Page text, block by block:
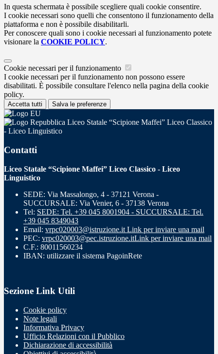
In questa schermata è possibile scegliere quali cookie consentire.
I cookie necessari sono quelli che consentono il funzionamento della
piattaforma e non è possibile disabilitarli.
Per conoscere quali sono i cookie necessari al funzionamento potete
visionare la COOKIE POLICY.
Cookie necessari per il funzionamento
I cookie necessari per il funzionamento non possono essere
disabilitati. È possibile consultare l'elenco nella pagina della cookie
policy.
Accetta tutti Salva le preferenze
Liceo Statale “Scipione Maffei” Liceo Classico
- Liceo Linguistico
Contatti
Liceo Statale “Scipione Maffei” Liceo Classico - Liceo
Linguistico
SEDE: Via Massalongo, 4 - 37121 Verona -
SUCCURSALE: Via Venier, 6 - 37138 Verona
Tel: SEDE: Tel. +39 045 8001904 - SUCCURSALE: Tel.
+39 045 8349043
Email: vrpc020003@istruzione.it Link per inviare una mail
PEC: vrpc020003@pec.istruzione.itLink per inviare una mail
C.F.: 80011560234
IBAN: utilizzare il sistema PagoinRete
Sezione Link Utili
Cookie policy
Note legali
Informativa Privacy
Ufficio Relazioni con il Pubblico
Dichiarazione di accessibilità